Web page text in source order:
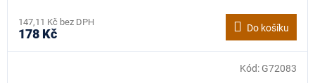
147,11 Kč bez DPH
178 Kč Do košíku
Kód: G72083